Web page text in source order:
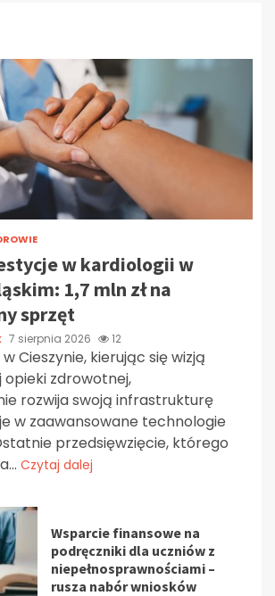
w kardiologii w
1,7 mln zł na
sprzęt
7 sierpnia 2026 12
Cieszynie, kierując się wizją
opieki zdrowotnej,
rozwija swoją infrastrukturę
w zaawansowane technologie
przedsięwzięcie, którego
Czytaj dalej
Wsparcie finansowe na
podręczniki dla uczniów z
niepełnosprawnościami –
rusza nabór wniosków